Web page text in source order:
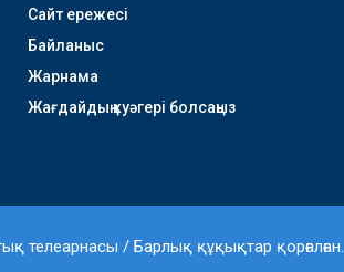
Сайт ережесі
Байланыс
Жарнама
Жағдайдың куәгері болсаңыз
телеарнасы / Барлық құқықтар қорғалған.